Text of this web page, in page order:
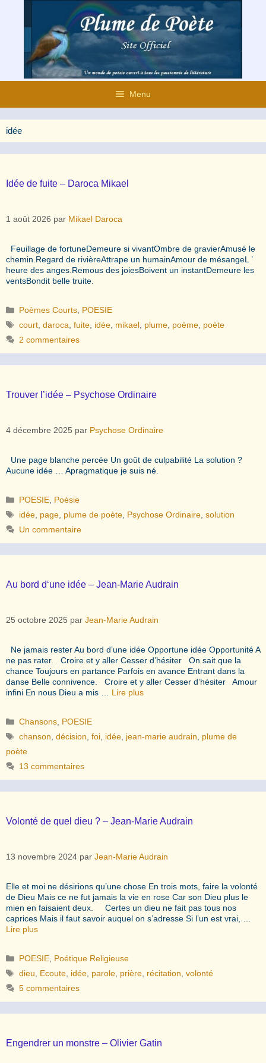
contenu
Menu
idée
Idée de fuite – Daroca Mikael
1 août 2026 par Mikael Daroca
Feuillage de fortuneDemeure si vivantOmbre de gravierAmusé le
chemin.Regard de rivièreAttrape un humainAmour de mésangeL ’
heure des anges.Remous des joiesBoivent un instantDemeure les
ventsBondit belle truite.
Catégories
Poèmes Courts POESIE
Étiquettes
court ,daroca ,fuite idée mikael plume poème poète
2 commentaires
Trouver l’idée – Psychose Ordinaire
4 décembre 2025 par Psychose Ordinaire
Une page blanche percée Un goût de culpabilité La solution ?
Aucune idée … Apragmatique je suis né.
Catégories
POESIE Poésie
Étiquettes
idée page plume de poète Psychose Ordinaire ,solution
Un commentaire
Au bord d‘une idée – Jean-Marie Audrain
25 octobre 2025 par Jean-Marie Audrain
Ne jamais rester Au bord d’une idée Opportune idée Opportunité A
ne pas rater. Croire et y aller Cesser d’hésiter On sait que la
chance Toujours en partance Parfois en avance Entrant dans la
danse Belle connivence. Croire et y aller Cesser d’hésiter Amour
infini En nous Dieu a mis … Lire plus
Catégories
Chansons POESIE
Étiquettes
chanson ,décision ,foi idée jean-marie audrain
plume de
poète
13 commentaires
Volonté de quel dieu ? – Jean-Marie Audrain
13 novembre 2024 par Jean-Marie Audrain
Elle et moi ne désirions qu’une chose En trois mots, faire la volonté
de Dieu Mais ce ne fut jamais la vie en rose Car son Dieu plus le
mien en faisaient deux. Certes un dieu ne fait pas tous nos
caprices Mais il faut savoir auquel on s’adresse Si l’un est vrai, …
Lire plus
Catégories
POESIE Poétique Religieuse
Étiquettes
dieu Ecoute idée parole prière récitation ,volonté
5 commentaires
Engendrer un monstre – Olivier Gatin